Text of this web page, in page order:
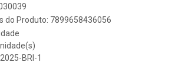
do Produto: 7899658436056
BRI-1